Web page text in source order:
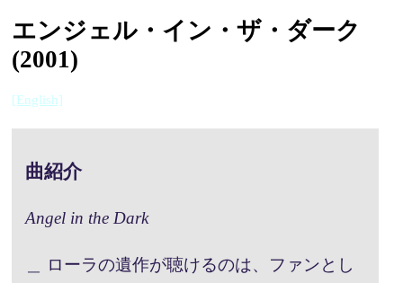
エンジェル・イン・ザ・ダーク
(2001)
[English]
曲紹介
Angel in the Dark
＿ ローラの遺作が聴けるのは、ファンとし